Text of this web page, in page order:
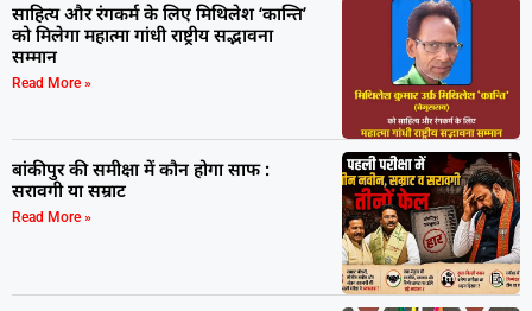
साहित्य और रंगकर्म के लिए मिथिलेश ‘कान्ति’
को मिलेगा महात्मा गांधी राष्ट्रीय सद्भावना
सम्मान
Read More »
बांकीपुर की समीक्षा में कौन होगा साफ :
सरावगी या सम्राट
Read More »